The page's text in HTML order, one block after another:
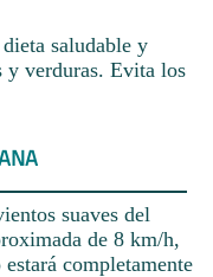
saludable y
y verduras. Evita los
suaves del
de 8 km/h,
completamente